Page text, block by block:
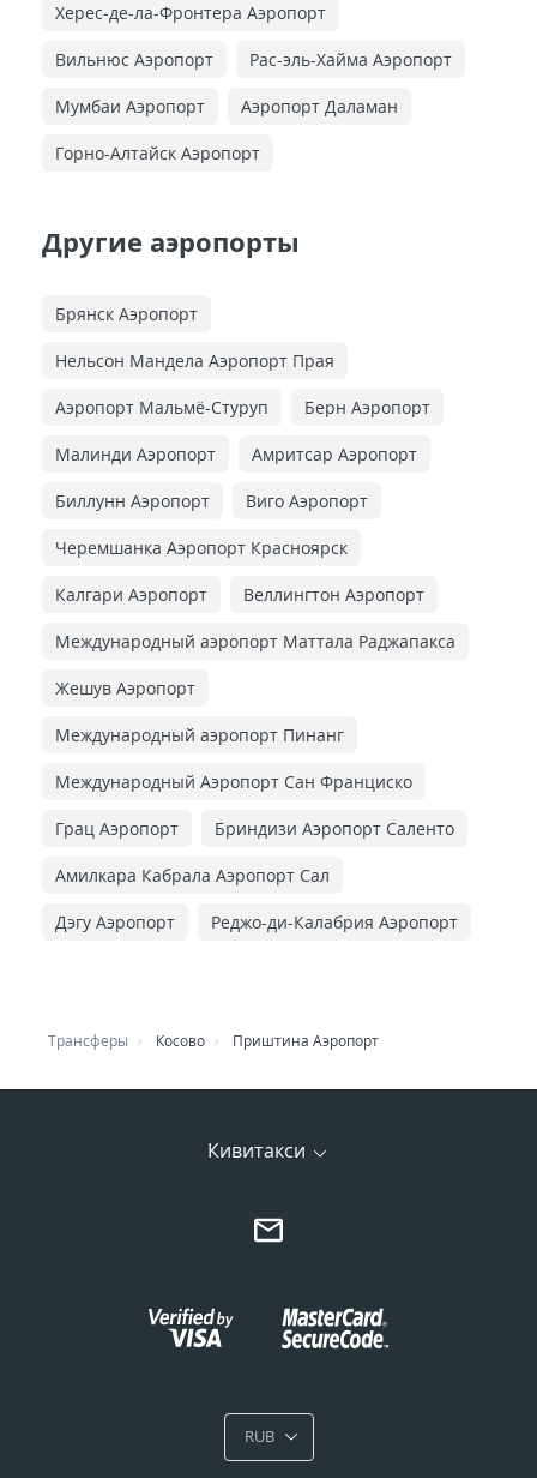
Херес-де-ла-Фронтера Аэропорт
Вильнюс Аэропорт Рас-эль-Хайма Аэропорт
Мумбаи Аэропорт Аэропорт Даламан
Горно-Алтайск Аэропорт
Другие аэропорты
Брянск Аэропорт
Нельсон Мандела Аэропорт Прая
Аэропорт Мальмё-Стуруп Берн Аэропорт
Малинди Аэропорт Амритсар Аэропорт
Биллунн Аэропорт Виго Аэропорт
Черемшанка Аэропорт Красноярск
Калгари Аэропорт Веллингтон Аэропорт
Международный аэропорт Маттала Раджапакса
Жешув Аэропорт
Международный аэропорт Пинанг
Международный Аэропорт Сан Франциско
Грац Аэропорт Бриндизи Аэропорт Саленто
Амилкара Кабрала Аэропорт Сал
Дэгу Аэропорт Реджо-ди-Калабрия Аэропорт
Трансферы Косово Приштина Аэропорт
Кивитакси
RUB